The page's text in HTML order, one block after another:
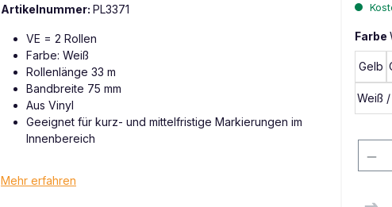
Artikelnummer: PL3371
VE = 2 Rollen
Farbe: Weiß
Rollenlänge 33 m
Bandbreite 75 mm
Aus Vinyl
Geeignet für kurz- und mittelfristige Markierungen im
Innenbereich
Mehr erfahren
Farbe
Gelb
Weiß /